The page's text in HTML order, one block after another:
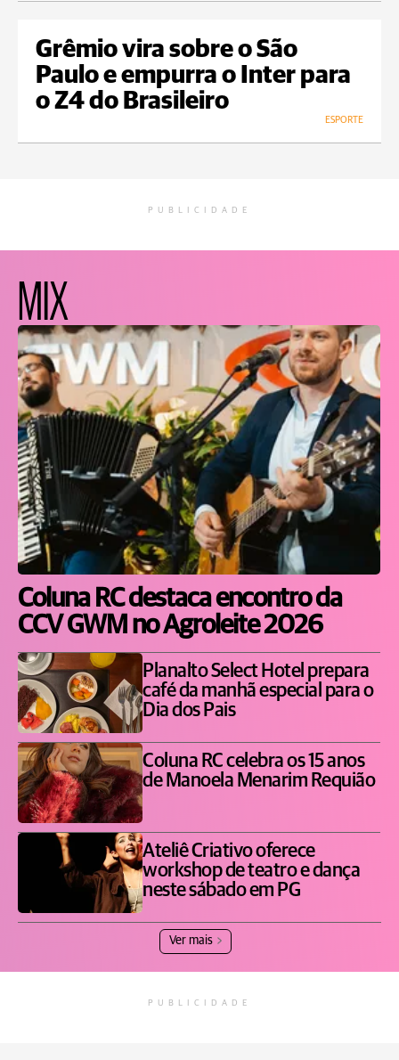
Grêmio vira sobre o São
Paulo e empurra o Inter para
o Z4 do Brasileiro
ESPORTE
PUBLICIDADE
MIX
Coluna RC destaca encontro da
CCV GWM no Agroleite 2026
Planalto Select Hotel prepara
café da manhã especial para o
Dia dos Pais
Coluna RC celebra os 15 anos
de Manoela Menarim Requião
Ateliê Criativo oferece
workshop de teatro e dança
neste sábado em PG
Ver mais
PUBLICIDADE